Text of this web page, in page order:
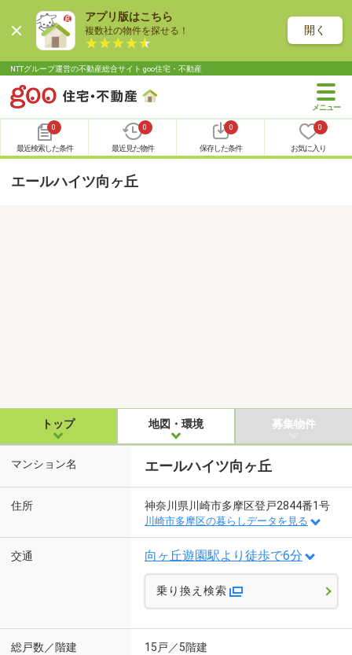
アプリ版はこちら
複数社の物件を探せる！ 開く
NTTグループ運営の不動産総合サイト goo住宅・不動産
0
最近検索した条件
0
最近見た物件
0
保存した条件
0
お気に入り
エールハイツ向ヶ丘
トップ 地図・環境 募集物件
マンション名 エールハイツ向ヶ丘
住所 神奈川県川崎市多摩区登戸2844番1号
川崎市多摩区の暮らしデータを見る
交通 向ヶ丘遊園駅より徒歩で6分
乗り換え検索
総戸数／階建 15戸／5階建